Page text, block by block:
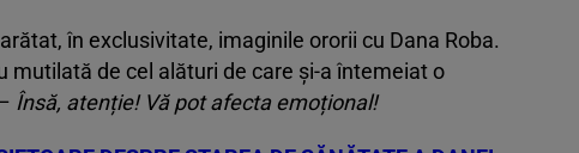
în exclusivitate, imaginile ororii cu Dana Roba.
mutilată de cel alături de care și-a întemeiat o
Însă, atenție! Vă pot afecta emoțional!